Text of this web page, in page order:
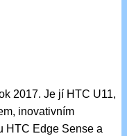
2017. Je jí HTC U11,
inovativním
HTC Edge Sense a